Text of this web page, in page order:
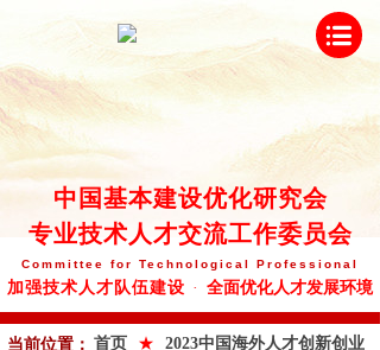
加强技术人才队伍建设 · 全面优化人才发展环境
Committee for Technological Professional
中 国基本建设优化研究会
专业技术人才交流工作委员会
当前位置： 首页 ★
2023中国海外人才创新创业